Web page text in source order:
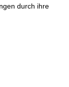
durch ihre